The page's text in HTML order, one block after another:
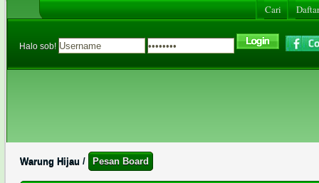
Cari
Halo sob!
Warung Hijau / Pesan Board